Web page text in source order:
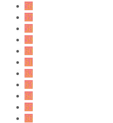
56
57
58
59
60
61
62
63
64
65
66